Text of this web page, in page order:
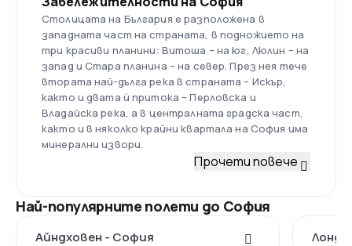
Столицата на България е разположена в
западната част на страната, в подножието на
три красиви планини: Витоша – на юг, Люлин – на
запад и Стара планина – на север. През нея тече
втората най-дълга река в страната – Искър,
както и двата ѝ притока – Перловска и
Владайска река, а в централната градска част,
както и в няколко крайни квартала на София има
минерални извори.
Прочети повече
Най-популярните полети до София
Айндховен - София